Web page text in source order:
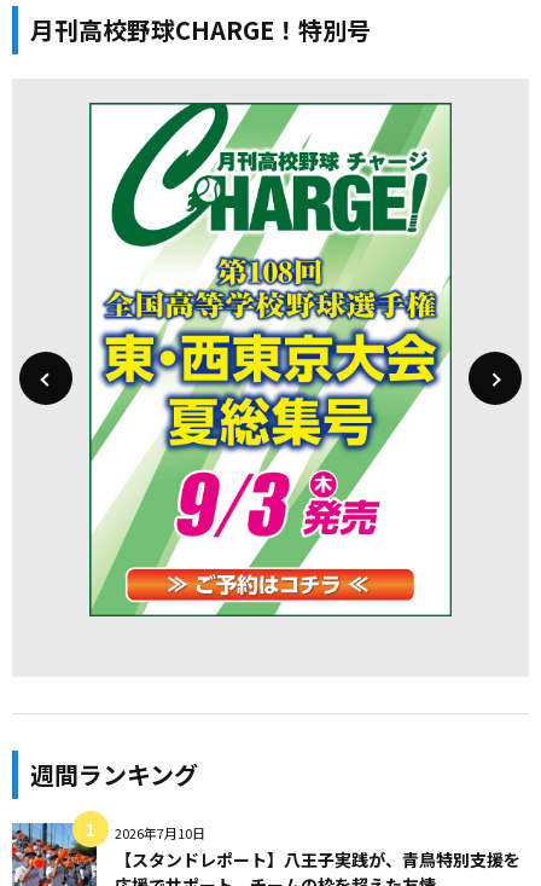
月刊高校野球CHARGE！特別号
週間ランキング
2026年7月10日
【スタンドレポート】八王子実践が、青鳥特別支援を